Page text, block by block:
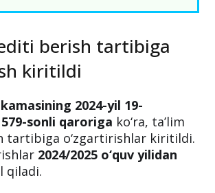
berish tartibiga
kiritildi
2024-yil 19-
sonli qaroriga ko‘ra, ta’lim
tartibiga o‘zgartirishlar kiritildi.
2024/2025 o‘quv yilidan
qiladi.